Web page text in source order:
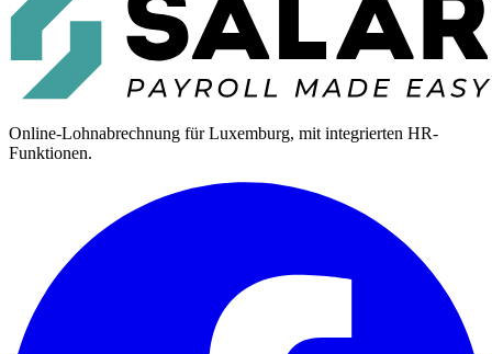
Online-Lohnabrechnung für Luxemburg, mit integrierten HR-
Funktionen.